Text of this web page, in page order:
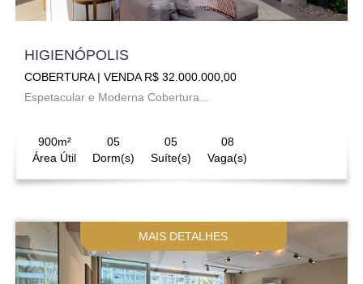
HIGIENÓPOLIS
COBERTURA | VENDA R$ 32.000.000,00
Espetacular e Moderna Cobertura...
900m²
Área Útil
05
Dorm(s)
05
Suíte(s)
08
Vaga(s)
MAIS DETALHES